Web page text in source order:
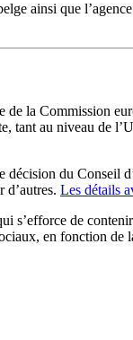
ainsi que
de la Commission
tant au niveau de
décision du Conseil
d’autres. Les détails
s’efforce de
en fonction de